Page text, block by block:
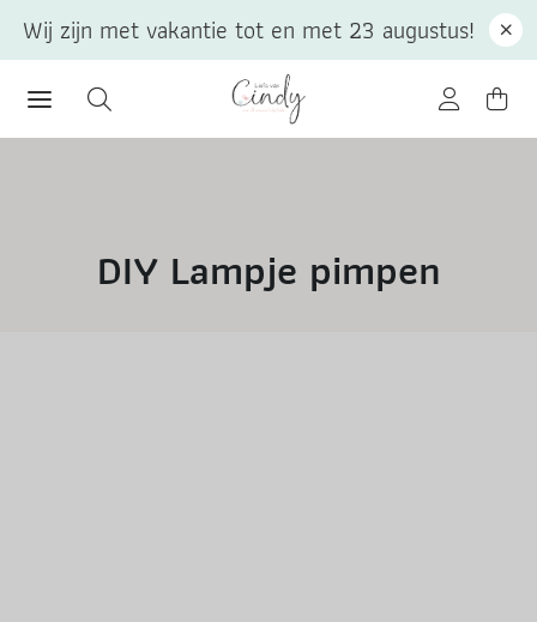
DIY Lampje pimpen
Wij zijn met vakantie tot en met 23 augustus!